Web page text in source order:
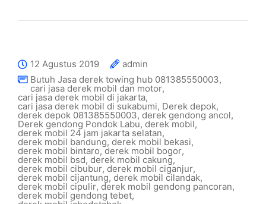
12 Agustus 2019
admin
Butuh Jasa derek towing hub 081385550003,
cari jasa derek mobil dan motor,
cari jasa derek mobil di jakarta,
cari jasa derek mobil di sukabumi, Derek depok,
derek depok 081385550003, derek gendong ancol,
Derek gendong Pondok Labu, derek mobil,
derek mobil 24 jam jakarta selatan,
derek mobil bandung, derek mobil bekasi,
derek mobil bintaro,derek mobil bogor,
derek mobil bsd, derek mobil cakung,
derek mobil cibubur, derek mobil ciganjur,
derek mobil cijantung, derek mobil cilandak,
derek mobil cipulir, derek mobil gendong pancoran,
derek mobil gendong tebet,